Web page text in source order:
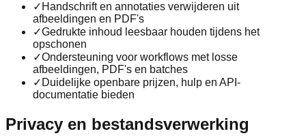
✓ Handschrift en annotaties verwijderen uit
afbeeldingen en PDF's
✓Gedrukte inhoud leesbaar houden tijdens het
opschonen
✓Ondersteuning voor workflows met losse
afbeeldingen, PDF's en batches
✓ Duidelijke openbare prijzen, hulp en API-
documentatie bieden
Privacy en bestandsverwerking